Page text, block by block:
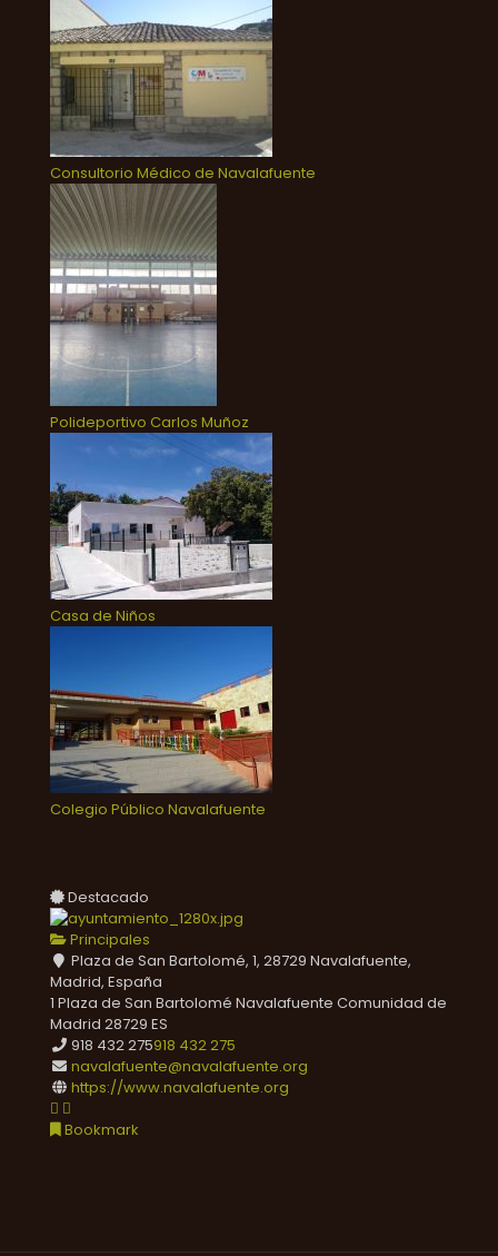
Consultorio Médico de Navalafuente
Polideportivo Carlos Muñoz
Casa de Niños
Colegio Público Navalafuente
Destacado
Principales
Plaza de San Bartolomé, 1, 28729 Navalafuente,
Madrid, España
1 Plaza de San Bartolomé Navalafuente Comunidad de
Madrid 28729 ES
918 432 275918 432 275
navalafuente@navalafuente.org
https://www.navalafuente.org
Bookmark